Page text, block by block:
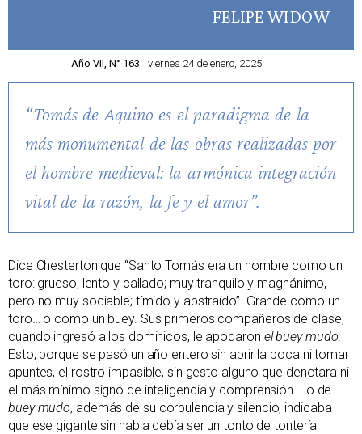
FELIPE WIDOW
Año VII, N° 163 viernes 24 de enero, 2025
“Tomás de Aquino es el paradigma de la
más monumental de las obras realizadas por
el hombre medieval: la armónica integración
vital de la razón, la fe y el amor”.
Dice Chesterton que “Santo Tomás era un hombre como un
toro: grueso, lento y callado; muy tranquilo y magnánimo,
pero no muy sociable; tímido y abstraído”. Grande como un
toro… o como un buey. Sus primeros compañeros de clase,
cuando ingresó a los dominicos, le apodaron el buey mudo.
Esto, porque se pasó un año entero sin abrir la boca ni tomar
apuntes, el rostro impasible, sin gesto alguno que denotara ni
el más mínimo signo de inteligencia y comprensión. Lo de
buey mudo, además de su corpulencia y silencio, indicaba
que ese gigante sin habla debía ser un tonto de tontería